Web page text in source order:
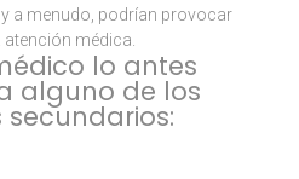
a menudo, podrían provocar
médica.
lo antes
alguno de los